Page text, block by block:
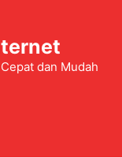
dan Mudah